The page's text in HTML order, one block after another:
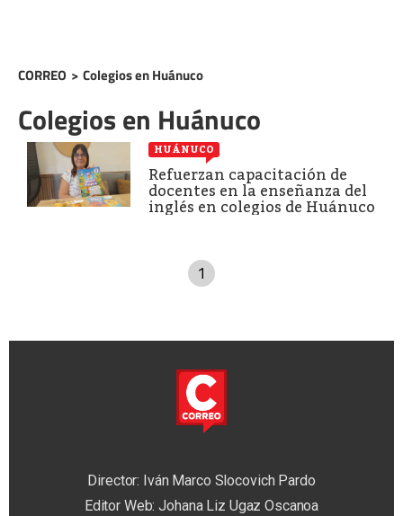
CORREO > Colegios en Huánuco
Colegios en Huánuco
HUÁNUCO
Refuerzan capacitación de
docentes en la enseñanza del
inglés en colegios de Huánuco
1
Director: Iván Marco Slocovich Pardo
Editor Web: Johana Liz Ugaz Oscanoa